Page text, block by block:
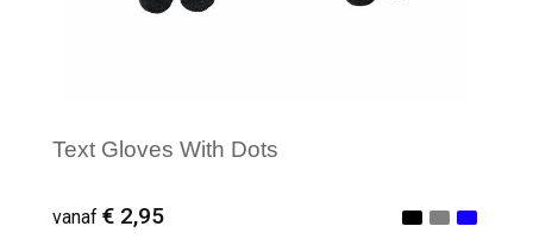
Text Gloves With Dots
vanaf € 2,95